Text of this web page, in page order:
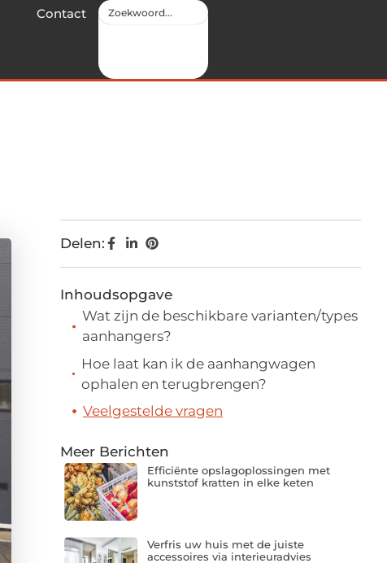
Contact
Delen:
Inhoudsopgave
Wat zijn de beschikbare varianten/types
aanhangers?
Hoe laat kan ik de aanhangwagen
ophalen en terugbrengen?
Veelgestelde vragen
Meer Berichten
Efficiënte opslagoplossingen met
kunststof kratten in elke keten
Verfris uw huis met de juiste
accessoires via interieuradvies